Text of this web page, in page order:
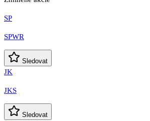
SP
SPWR
Sledovat
JK
JKS
Sledovat